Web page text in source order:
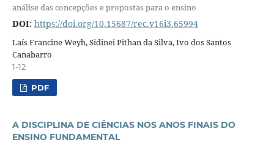
análise das concepções e propostas para o ensino
DOI: https://doi.org/10.15687/rec.v16i3.65994
Laís Francine Weyh, Sidinei Pithan da Silva, Ivo dos Santos
Canabarro
1-12
PDF
A DISCIPLINA DE CIÊNCIAS NOS ANOS FINAIS DO
ENSINO FUNDAMENTAL